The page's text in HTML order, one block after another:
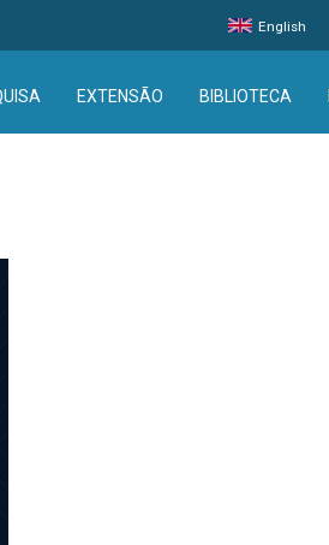
English
EXTENSÃO BIBLIOTECA